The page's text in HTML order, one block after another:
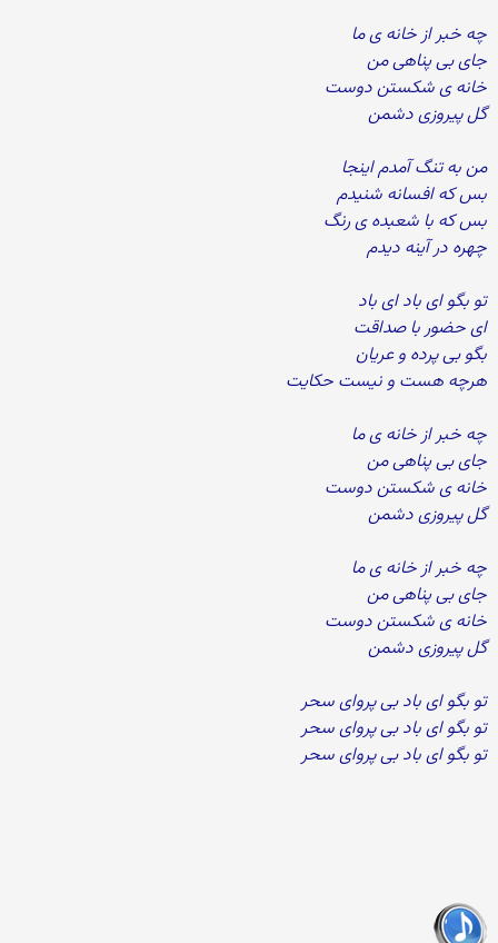
چه خبر از خانه ی ما
جای بی پناهی من
خانه ی شکستن دوست
گل پیروزی دشمن
من به تنگ آمدم اینجا
بس که افسانه شنیدم
بس که با شعبده ی رنگ
چهره در آینه دیدم
تو بگو ای باد ای باد
ای حضور با صداقت
بگو بی پرده و عریان
هرچه هست و نیست حکایت
چه خبر از خانه ی ما
جای بی پناهی من
خانه ی شکستن دوست
گل پیروزی دشمن
چه خبر از خانه ی ما
جای بی پناهی من
خانه ی شکستن دوست
گل پیروزی دشمن
تو بگو ای باد بی پروای سحر
تو بگو ای باد بی پروای سحر
تو بگو ای باد بی پروای سحر